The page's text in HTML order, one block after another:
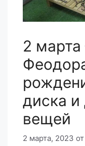
2
диска
вещей
2 марта, 2023 от